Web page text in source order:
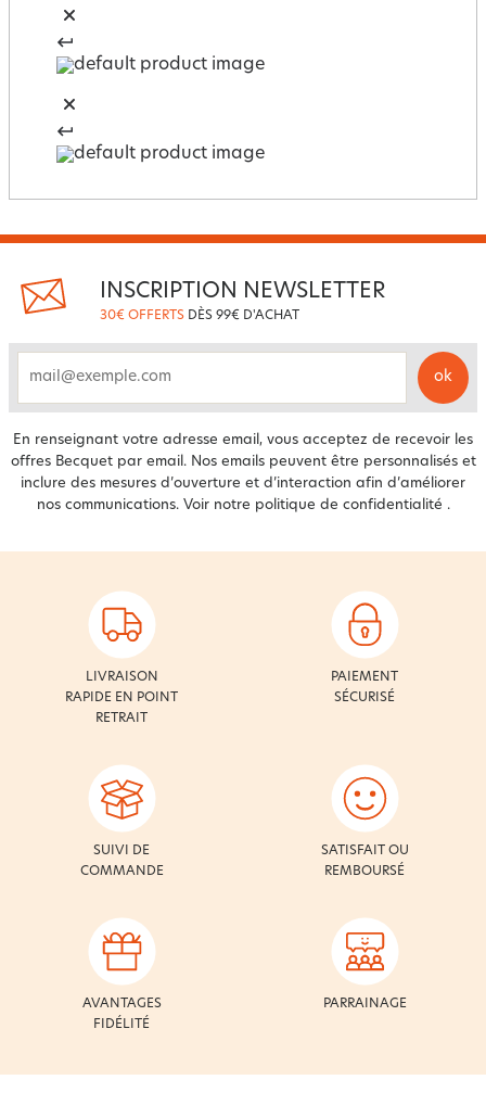
INSCRIPTION NEWSLETTER
30€ OFFERTS DÈS 99€ D'ACHAT
ok
En renseignant votre adresse email, vous acceptez de recevoir les
offres Becquet par email. Nos emails peuvent être personnalisés et
inclure des mesures d’ouverture et d’interaction afin d’améliorer
nos communications. Voir notre politique de confidentialité .
LIVRAISON
RAPIDE EN POINT
RETRAIT
PAIEMENT
SÉCURISÉ
SUIVI DE
COMMANDE
SATISFAIT OU
REMBOURSÉ
AVANTAGES
FIDÉLITÉ
PARRAINAGE